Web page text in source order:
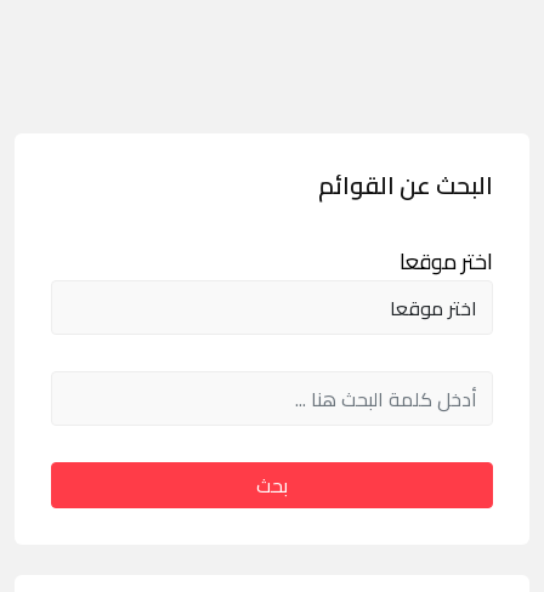
البحث عن القوائم
اختر موقعا
بحث